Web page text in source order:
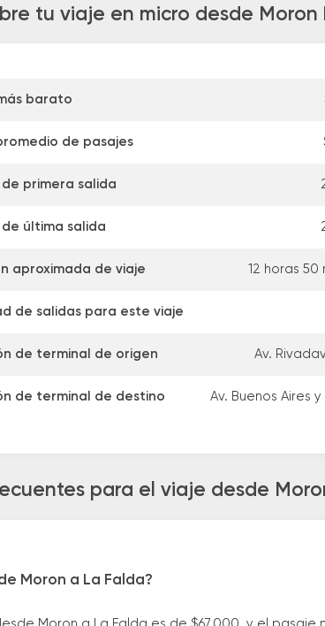
tu viaje en micro desde Moron
barato
de pasajes
de primera salida
de última salida
aproximada de viaje 12 horas 50
de salidas para este viaje
de terminal de origen Av.
de terminal de destino Av. Buenos Aires
para el viaje desde
Moron a La Falda?